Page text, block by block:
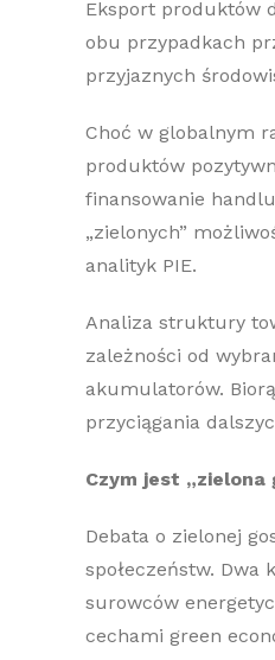
Eksport produktów
obu przypadkach
przyjaznych
Choć w globalnym
produktów
finansowanie
„zielonych”
analityk PIE.
Analiza struktury
zależności od
akumulatorów.
przyciągania
Czym jest „zielona
Debata o zielonej
społeczeństw.
surowców
cechami green